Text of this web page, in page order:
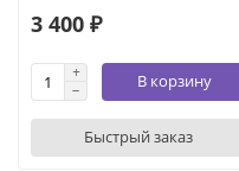
3 400 ₽
В корзину
Быстрый заказ